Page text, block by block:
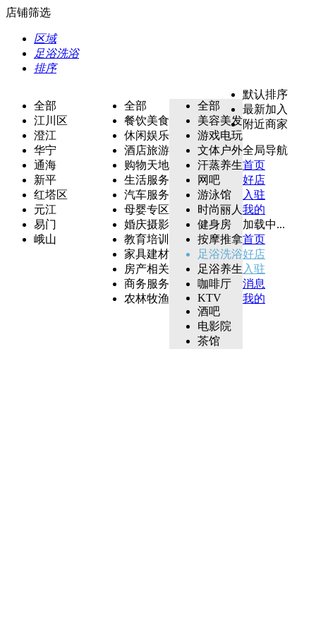
店铺筛选
区域
足浴洗浴
排序
全部
江川区
澄江
华宁
通海
新平
红塔区
元江
易门
峨山
全部
餐饮美食
休闲娱乐
酒店旅游
购物天地
生活服务
汽车服务
母婴专区
婚庆摄影
教育培训
家具建材
房产相关
商务服务
农林牧渔
全部
美容美发
游戏电玩
文体户外
汗蒸养生
网吧
游泳馆
时尚丽人
健身房
按摩推拿
足浴洗浴
足浴养生
咖啡厅
KTV
酒吧
电影院
茶馆
默认排序
最新加入
附近商家
全局导航
首页
好店
入驻
我的
加载中...
首页
好店
入驻
消息
我的